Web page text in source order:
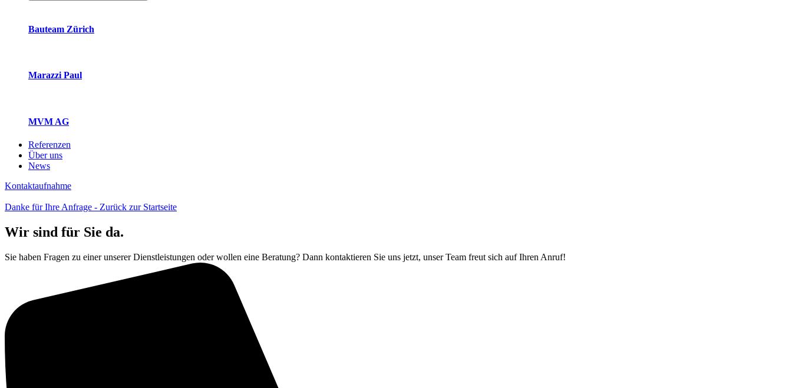
Bauteam Zürich
Marazzi Paul
MVM AG
Referenzen
Über uns
News
Kontaktaufnahme
Danke für Ihre Anfrage - Zurück zur Startseite
Wir sind für Sie da.
Sie haben Fragen zu einer unserer Dienstleistungen oder wollen eine Beratung? Dann kontaktieren Sie uns jetzt, unser Team freut sich auf Ihren Anruf!